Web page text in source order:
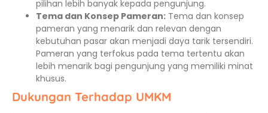
pilihan lebih banyak kepada pengunjung.
Tema dan Konsep Pameran: Tema dan konsep
pameran yang menarik dan relevan dengan
kebutuhan pasar akan menjadi daya tarik tersendiri.
Pameran yang terfokus pada tema tertentu akan
lebih menarik bagi pengunjung yang memiliki minat
khusus.
Dukungan Terhadap UMKM